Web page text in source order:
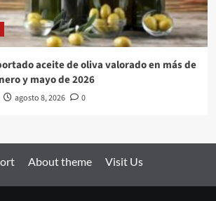
aceite de oliva valorado en más de
y mayo de 2026
agosto 8, 2026 0
About theme Visit Us